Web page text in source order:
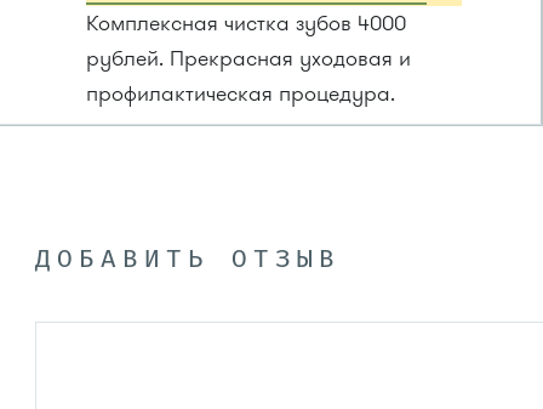
Комплексная чистка зубов 4000
рублей. Прекрасная уходовая и
профилактическая процедура.
ДОБАВИТЬ ОТЗЫВ